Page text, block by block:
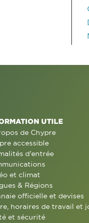
UTILE
de Chypre
accessible
d'entrée
et climat
& Régions
officielle et devises
horaires de travail et
et sécurité